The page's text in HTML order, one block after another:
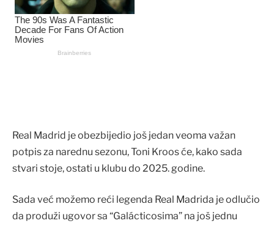
Real Madrid je obezbijedio još jedan veoma važan
potpis za narednu sezonu, Toni Kroos će, kako sada
stvari stoje, ostati u klubu do 2025. godine.
Sada već možemo reći legenda Real Madrida je odlučio
da produži ugovor sa “Galácticosima” na još jednu